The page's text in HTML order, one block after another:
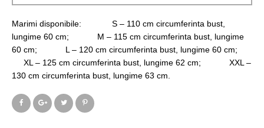
Marimi disponibile: S – 110 cm circumferinta bust,
lungime 60 cm; M – 115 cm circumferinta bust, lungime
60 cm; L – 120 cm circumferinta bust, lungime 60 cm;
XL – 125 cm circumferinta bust, lungime 62 cm; XXL –
130 cm circumferinta bust, lungime 63 cm.